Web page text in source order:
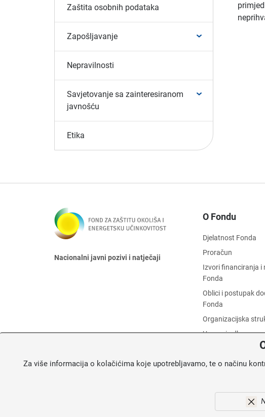
Zaštita osobnih podataka
Zapošljavanje
Nepravilnosti
Savjetovanje sa zainteresiranom
javnošću
Etika
Nacionalni javni pozivi i natječaji
O Fondu
Djelatnost Fonda
Proračun
Izvori financiranja i
Fonda
Oblici i postupak
Fonda
Organizacijska
Upravni odbor
Zaštita
Objava informacija
Za više informacija o kolačićima koje upotrebljavamo, te o načinu